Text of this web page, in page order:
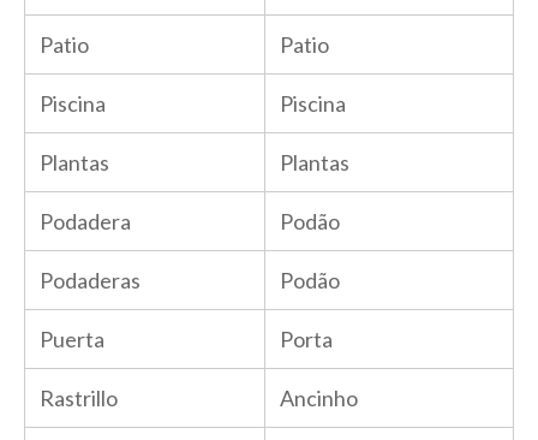
Patio Patio
Piscina Piscina
Plantas Plantas
Podadera Podão
Podaderas Podão
Puerta Porta
Rastrillo Ancinho